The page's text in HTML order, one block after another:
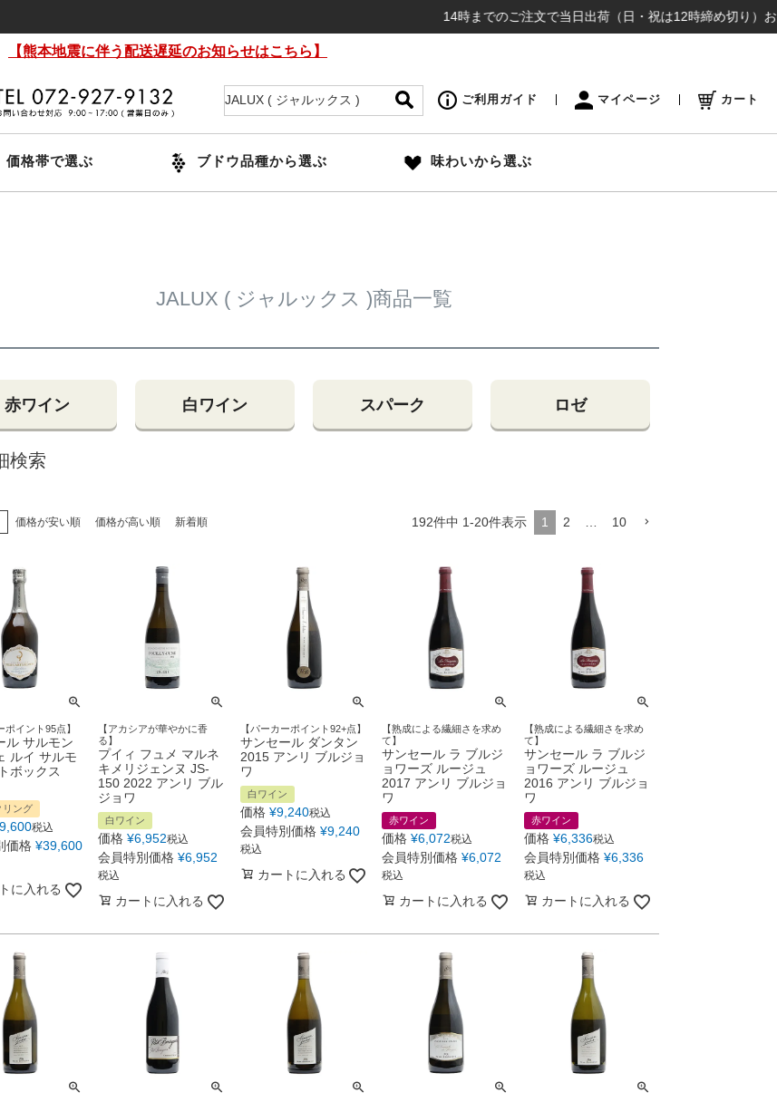
14時までのご注文で当日出荷（日・祝は12時締め切り）お盆
【熊本地震に伴う配送遅延のお知らせはこちら】
ご利用ガイド マイページ カート
価格帯で選ぶ ブドウ品種から選ぶ 味わいから選ぶ
JALUX ( ジャルックス )商品一覧
赤ワイン 白ワイン スパーク ロゼ
検索
価格が安い順 価格が高い順 新着順 192件中 1-20件表示 1 2 10
ポイント95点】
ル サルモン
ルイ サルモ
ボックス
リング
税込
価格 ¥39,600
に入れる
【アカシアが華やかに香
る】
プイィ フュメ マルネ
キメリジェンヌ JS-
150 2022 アンリ ブル
ジョワ
白ワイン
価格 ¥6,952税込
会員特別価格 ¥6,952
税込
カートに入れる
【パーカーポイント92+点】
サンセール ダンタン
2015 アンリ ブルジョ
ワ
白ワイン
価格 ¥9,240税込
会員特別価格 ¥9,240
税込
カートに入れる
【熟成による繊細さを求め
て】
サンセール ラ ブルジ
ョワーズ ルージュ
2017 アンリ ブルジョ
ワ
赤ワイン
価格 ¥6,072税込
会員特別価格 ¥6,072
税込
カートに入れる
【熟成による繊細さを求め
て】
サンセール ラ ブルジ
ョワーズ ルージュ
2016 アンリ ブルジョ
ワ
赤ワイン
価格 ¥6,336税込
会員特別価格 ¥6,336
税込
カートに入れる